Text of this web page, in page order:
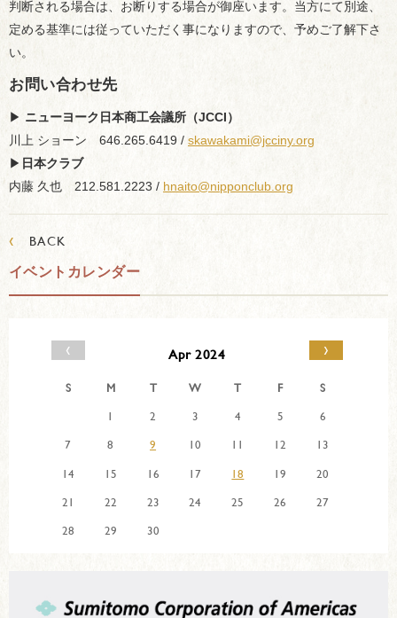
判断される場合は、お断りする場合が御座います。当方にて別途、
定める基準には従っていただく事になりますので、予めご了解下さ
い。
お問い合わせ先
▶︎ ニューヨーク日本商工会議所（JCCI）
川上 ショーン 646.265.6419 / skawakami@jcciny.org
▶︎ 日本クラブ
内藤 久也 212.581.2223 / hnaito@nipponclub.org
‹ BACK
イベントカレンダー
‹ Apr 2024 ›
S M T W T F
S
1
2 3 4 5
6
7
8 9 10 11 12
13
14
15 16 17 18 19
20
21
22 23 24 25 26
27
28
29 30